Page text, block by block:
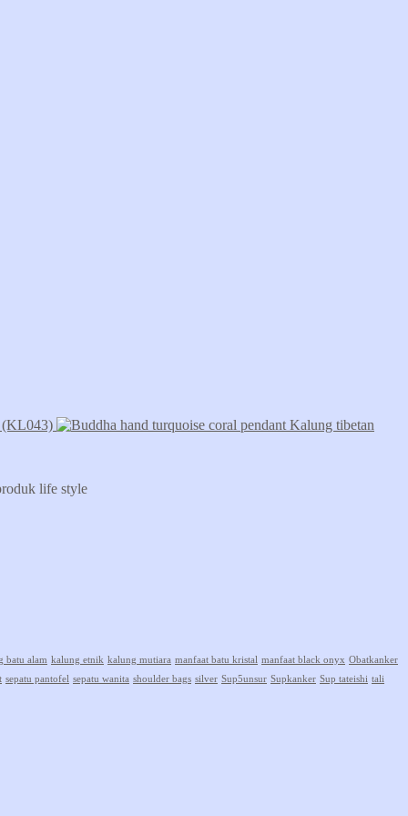
(KL043) Kalung tibetan
life style
batu alam kalung etnik kalung mutiara manfaat batu kristal manfaat black onyx Obatkanker
sepatu pantofel sepatu wanita shoulder bags silver Sup5unsur Supkanker Sup tateishi tali